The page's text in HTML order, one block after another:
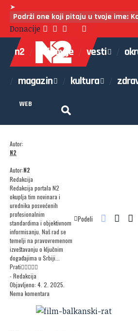
➤
Podrži one koji pitaju u tvoje ime:
Donacije
n2 najnovije vesti
magazin kultura
WEB
Autor:
N2
Autor:N2
Redakcija
Redakcija portala N2
okuplja tim novinara i
urednika posvećenih
profesionalnim
standardima i objektivnom
informisanju. Naš rad se
temelji na pravovremenom
izveštavanju o ključnim
događajima u Srbiji...
Prati
- Redakcija
Objavljeno: 4. 2. 2025.
Nema komentara
Podeli